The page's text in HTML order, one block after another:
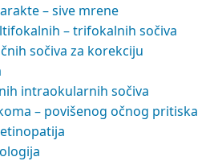
– sive mrene
– trifokalnih sočiva
sočiva za korekciju
intraokularnih sočiva
– povišenog očnog pritiska